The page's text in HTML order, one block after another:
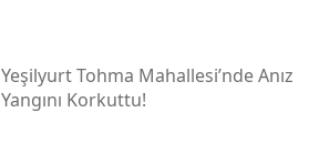
Yeşilyurt Tohma Mahallesi’nde Anız
Yangını Korkuttu!